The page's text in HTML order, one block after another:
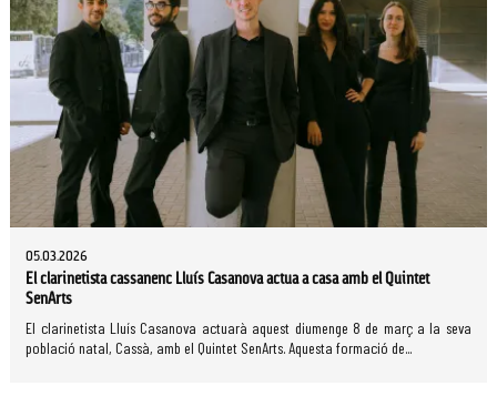
05.03.2026
El clarinetista cassanenc Lluís Casanova actua a casa amb el Quintet
SenArts
El clarinetista Lluís Casanova actuarà aquest diumenge 8 de març a la seva
població natal, Cassà, amb el Quintet SenArts. Aquesta formació de...